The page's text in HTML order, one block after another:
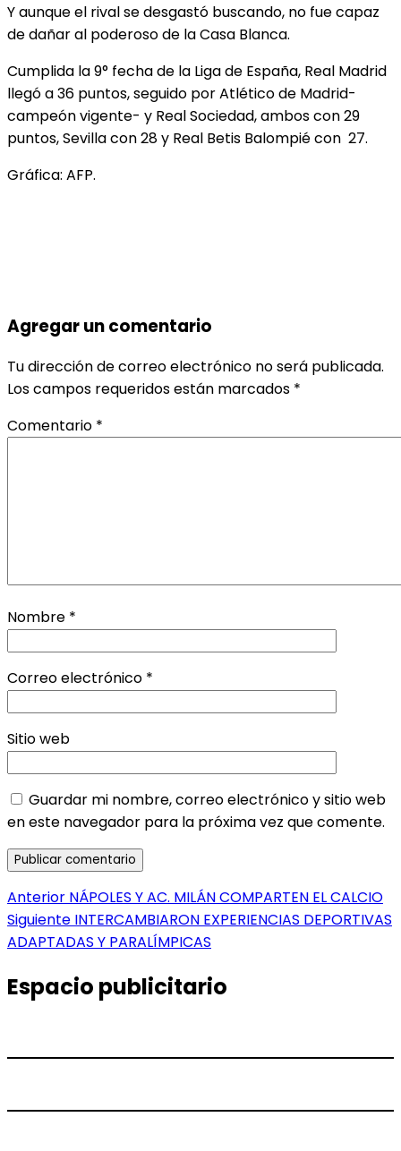
Y aunque el rival se desgastó buscando, no fue capaz
de dañar al poderoso de la Casa Blanca.
Cumplida la 9° fecha de la Liga de España, Real Madrid
llegó a 36 puntos, seguido por Atlético de Madrid-
campeón vigente- y Real Sociedad, ambos con 29
puntos, Sevilla con 28 y Real Betis Balompié con 27.
Gráfica: AFP.
Agregar un comentario
Tu dirección de correo electrónico no será publicada.
Los campos requeridos están marcados *
Comentario *
Nombre *
Correo electrónico *
Sitio web
Guardar mi nombre, correo electrónico y sitio web
en este navegador para la próxima vez que comente.
Navegación
de
Anterior Entrada
anterior:
NÁPOLES Y AC. MILÁN COMPARTEN EL CALCIO
Siguiente Entrada
siguiente:
INTERCAMBIARON EXPERIENCIAS DEPORTIVAS
ADAPTADAS Y PARALÍMPICAS
Espacio publicitario